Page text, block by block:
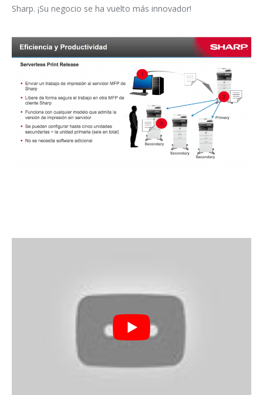
Sharp. ¡Su negocio se ha vuelto más innovador!